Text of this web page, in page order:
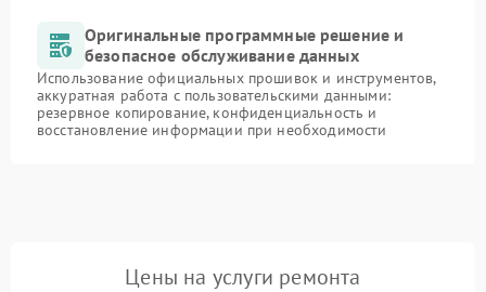
Оригинальные программные решение и
безопасное обслуживание данных
Использование официальных прошивок и инструментов,
аккуратная работа с пользовательскими данными:
резервное копирование, конфиденциальность и
восстановление информации при необходимости
Цены на услуги ремонта